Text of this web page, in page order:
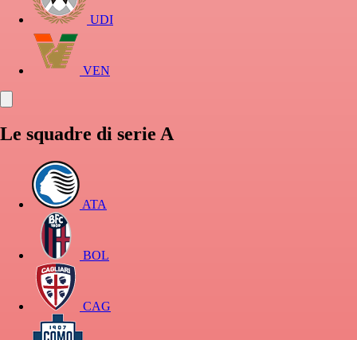
UDI
VEN
Le squadre di serie A
ATA
BOL
CAG